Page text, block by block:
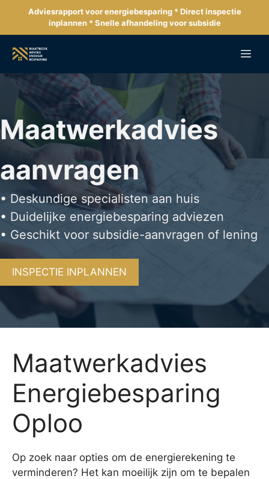
de
inhoud
Adviesrapport voor energiebesparing * Direct inspectie
inplannen * Snelle afhandeling voor subsidie
Maatwerkadvies
aanvragen
• Deskundige specialisten aan huis
• Duidelijke energiebesparing adviezen
• Geschikt voor subsidie-aanvragen of lening
INSPECTIE INPLANNEN
Maatwerkadvies
Energiebesparing
Oploo
Op zoek naar opties om de energierekening te
verminderen? Het kan moeilijk zijn om te bepalen